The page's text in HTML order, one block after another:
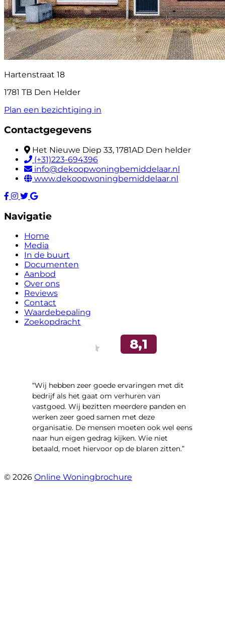
Hartenstraat 18
1781 TB Den Helder
Plan een bezichtiging in
Contactgegevens
Het Nieuwe Diep 33, 1781AD Den helder
(+31)223-694396
info@dekoopwoningbemiddelaar.nl
www.dekoopwoningbemiddelaar.nl
Navigatie
Home
Media
In de buurt
Documenten
Aanbod
Over ons
Reviews
Contact
Waardebepaling
Zoekopdracht
“Wij hebben zeer goede ervaringen met dit
bedrijf als het gaat om verhuren van
vastgoed. Wij bezitten meerdere panden en
werken zeer goed samen met deze
organisatie. De mensen moeten ook wel eens
naar hun eigen gedrag kijken. Wie niet
betaald, moet hiervoor op de blaren zitten.”
© 2026 Online Woningbrochure